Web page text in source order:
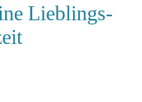
Lieblings-